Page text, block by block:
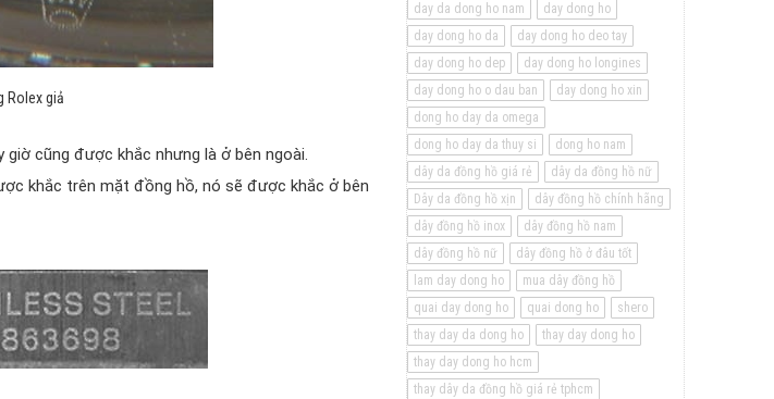
Rolex giả
giờ cũng được khắc nhưng là ở bên ngoài.
khắc trên mặt đồng hồ, nó sẽ được khắc ở bên
day da dong ho nam
day dong ho
day dong ho da
day dong ho deo tay
day dong ho dep
day dong ho longines
day dong ho o dau ban
day dong ho xin
dong ho day da omega
dong ho day da thuy si
dong ho nam
dây da đồng hồ giá rẻ
dây da đồng hồ nữ
Dây da đồng hồ xịn
dây đồng hồ chính hãng
dây đồng hồ inox
dây đồng hồ nam
dây đồng hồ nữ
dây đồng hồ ở đâu tốt
lam day dong ho
mua dây đồng hồ
quai day dong ho
quai dong ho
shero
thay day da dong ho
thay day dong ho
thay day dong ho hcm
thay dây da đồng hồ giá rẻ tphcm